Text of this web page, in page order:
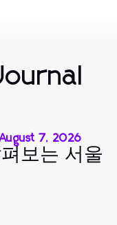
August 7, 2026
보는 서울